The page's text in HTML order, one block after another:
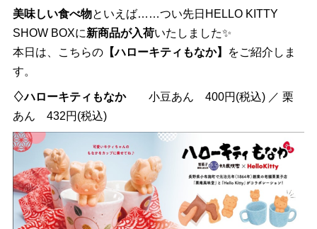
美味しい食べ物といえば……つい先日HELLO KITTY
SHOW BOXに新商品が入荷いたしました✨
本日は、こちらの【ハローキティもなか】
をご紹介しま
す。
♢ハローキティもなか
小豆あん 400円(税込) ／ 栗
あん 432円(税込)